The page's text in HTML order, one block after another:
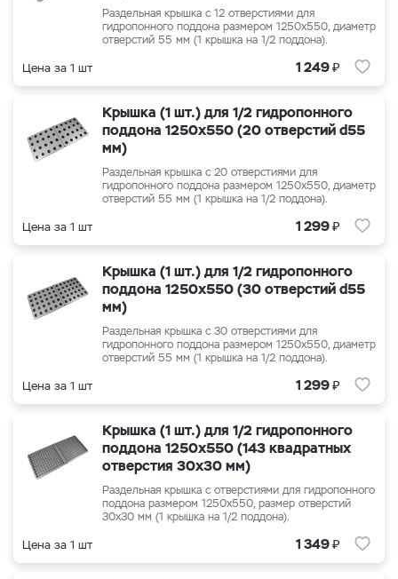
Раздельная крышка с 12 отверстиями для
гидропонного поддона размером 1250x550, диаметр
отверстий 55 мм (1 крышка на 1/2 поддона).
Цена за 1 шт 1 249₽
Крышка (1 шт.) для 1/2 гидропонного
поддона 1250x550 (20 отверстий d55
мм)
Раздельная крышка с 20 отверстиями для
гидропонного поддона размером 1250x550, диаметр
отверстий 55 мм (1 крышка на 1/2 поддона).
Цена за 1 шт 1 299₽
Крышка (1 шт.) для 1/2 гидропонного
поддона 1250x550 (30 отверстий d55
мм)
Раздельная крышка с 30 отверстиями для
гидропонного поддона размером 1250x550, диаметр
отверстий 55 мм (1 крышка на 1/2 поддона).
Цена за 1 шт 1 299₽
Крышка (1 шт.) для 1/2 гидропонного
поддона 1250x550 (143 квадратных
отверстия 30x30 мм)
Раздельная крышка с отверстиями для гидропонного
поддона размером 1250x550, размер отверстий
30x30 мм (1 крышка на 1/2 поддона).
Цена за 1 шт 1 349₽